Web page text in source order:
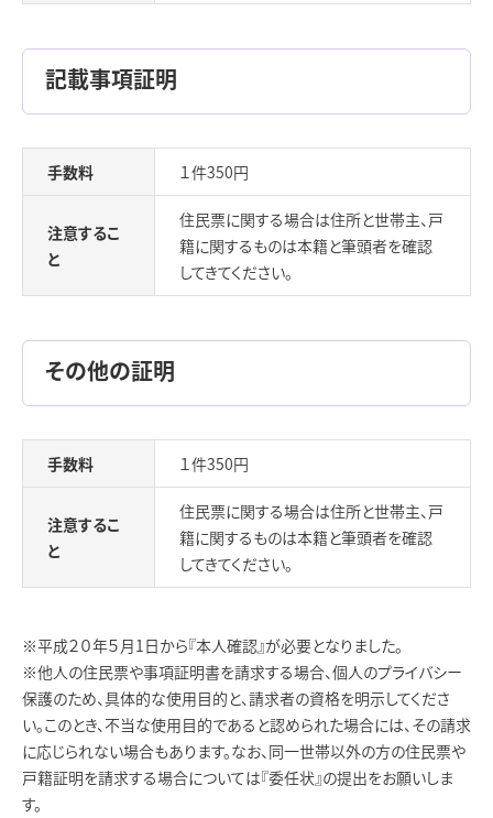
記載事項証明
手数料 １件350円
注意するこ
と
住民票に関する場合は住所と世帯主、戸
籍に関するものは本籍と筆頭者を確認
してきてください。
その他の証明
手数料 １件350円
注意するこ
と
住民票に関する場合は住所と世帯主、戸
籍に関するものは本籍と筆頭者を確認
してきてください。
※平成２０年５月1日から『本人確認』が必要となりました。
※他人の住民票や事項証明書を請求する場合、個人のプライバシー
保護のため、具体的な使用目的と、請求者の資格を明示してくださ
い。このとき、不当な使用目的であると認められた場合には、その請求
に応じられない場合もあります。なお、同一世帯以外の方の住民票や
戸籍証明を請求する場合については『委任状』の提出をお願いしま
す。